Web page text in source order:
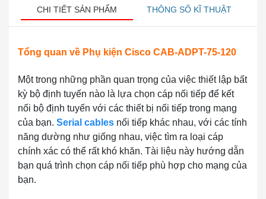
CHI TIẾT SẢN PHẨM THÔNG SỐ KĨ THUẬT
Tổng quan về Phụ kiện Cisco CAB-ADPT-75-120
Một trong những phần quan trọng của việc thiết lập bất
kỳ bộ định tuyến nào là lựa chọn cáp nối tiếp để kết
nối bộ định tuyến với các thiết bị nối tiếp trong mạng
của bạn. Serial cables nối tiếp khác nhau, với các tính
năng dường như giống nhau, việc tìm ra loại cáp
chính xác có thể rất khó khăn. Tài liệu này hướng dẫn
bạn quá trình chọn cáp nối tiếp phù hợp cho mạng của
bạn.